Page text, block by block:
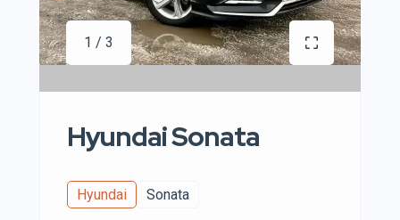
1 / 3
Hyundai Sonata
Hyundai Sonata